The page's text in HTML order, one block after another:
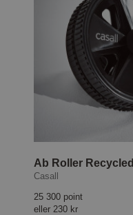
Ab Roller Recycled
Casall
25 300 point
eller 230 kr